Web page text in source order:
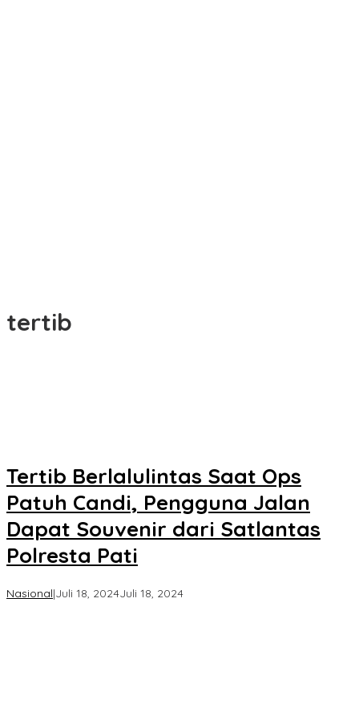
tertib
Tertib Berlalulintas Saat Ops
Patuh Candi, Pengguna Jalan
Dapat Souvenir dari Satlantas
Polresta Pati
Nasional|Juli 18, 2024Juli 18, 2024oleh